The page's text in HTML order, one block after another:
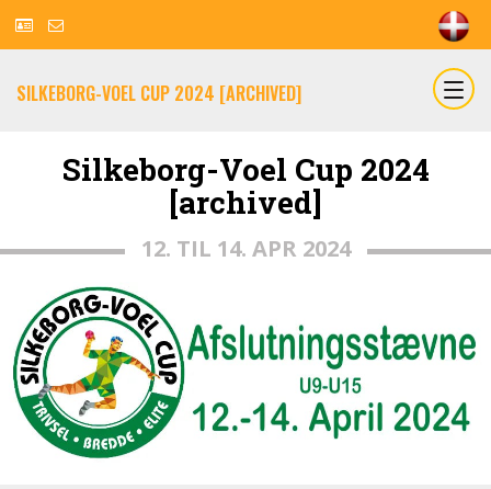
SILKEBORG-VOEL CUP 2024 [ARCHIVED]
Silkeborg-Voel Cup 2024
[archived]
12. TIL 14. APR 2024